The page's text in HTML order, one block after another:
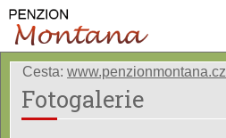
Cesta: www.penzionmontana.cz
Fotogalerie